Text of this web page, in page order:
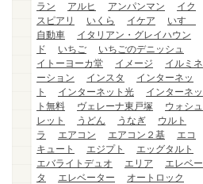
ラン
アルヒ アンパンマン
イク
スピアリ
いくら イケア
いすゞ
自動車
イタリアン・グレイハウン
ド
いちご
いちごのデニッシュ
イトーヨーカ堂
イメージ
イルミネ
ーション
インスタ
インターネッ
ト
インターネット光
インターネッ
ト無料
ヴェレーナ東戸塚
ウォシュ
レット
うどん うなぎ
ウルト
ラ
エアコン エアコン２基
エコ
キュート
エジプト
エッグタルト
エバライトデュオ
エリア
エレベー
タ
エレベーター
オートロック